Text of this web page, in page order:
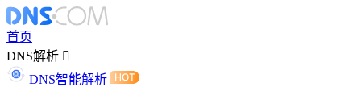
首页
DNS解析
DNS智能解析